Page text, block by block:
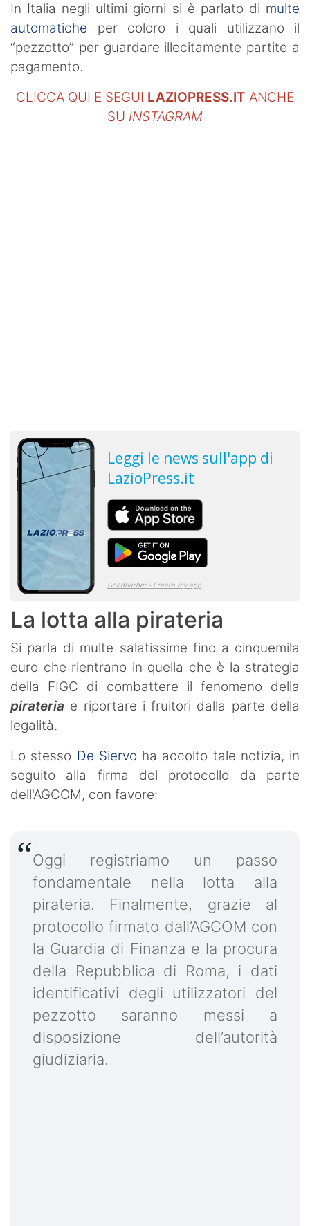
In Italia negli ultimi giorni si è parlato di multe
automatiche per coloro i quali utilizzano il
“pezzotto” per guardare illecitamente partite a
pagamento.
CLICCA QUI E SEGUI LAZIOPRESS.IT ANCHE
SU INSTAGRAM
La lotta alla pirateria
Si parla di multe salatissime fino a cinquemila
euro che rientrano in quella che è la strategia
della FIGC di combattere il fenomeno della
pirateria e riportare i fruitori dalla parte della
legalità.
Lo stesso De Siervo ha accolto tale notizia, in
seguito alla firma del protocollo da parte
dell'AGCOM, con favore:
Oggi registriamo un passo
fondamentale nella lotta alla
pirateria. Finalmente, grazie al
protocollo firmato dall’AGCOM con
la Guardia di Finanza e la procura
della Repubblica di Roma, i dati
identificativi degli utilizzatori del
pezzotto saranno messi a
disposizione dell’autorità
giudiziaria.